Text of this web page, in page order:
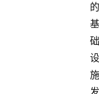
的
基
础
设
施
发